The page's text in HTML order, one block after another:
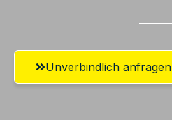
Unverbindlich anfragen